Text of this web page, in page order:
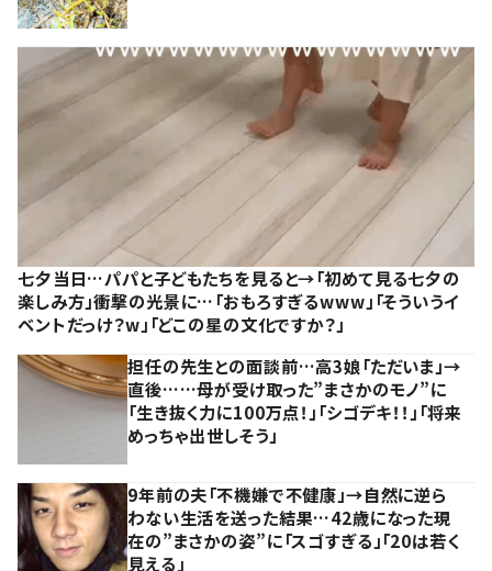
七夕当日…パパと子どもたちを見ると→「初めて見る七夕の
楽しみ方」衝撃の光景に…「おもろすぎるwww」「そういうイ
ベントだっけ？w」「どこの星の文化ですか？」
担任の先生との面談前…高3娘「ただいま」→
直後……母が受け取った”まさかのモノ”に
「生き抜く力に100万点！」「シゴデキ！！」「将来
めっちゃ出世しそう」
9年前の夫「不機嫌で不健康」→自然に逆ら
わない生活を送った結果…42歳になった現
在の”まさかの姿”に「スゴすぎる」「20は若く
見える」